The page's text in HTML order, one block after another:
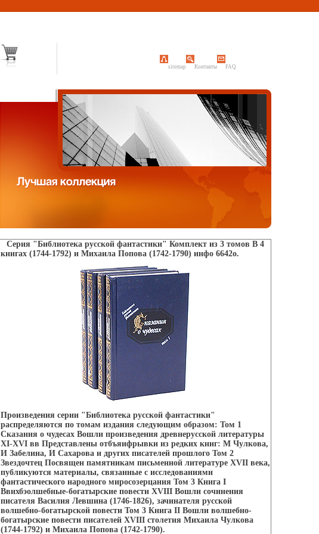
sitemap Контакты FAQ
Серия "Библиотека русской фантастики" Комплект из 3 томов В 4
книгах (1744-1792) и Михаила Попова (1742-1790) инфо 6642o.
Произведения серии "Библиотека русской фантастики"
распределяются по томам издания следующим образом: Том 1
Сказания о чудесах Вошли произведения древнерусской литературы
XI-XVI вв Представлены отбъяифрывки из редких книг: М Чулкова,
И Забелина, И Сахарова и других писателей прошлого Том 2
Звездочтец Посвящен памятникам письменной литературе XVII века,
публикуются материалы, связанные с исследованиями
фантастического народного миросозерцания Том 3 Книга I
Ввихбэолшебные-богатырские повести XVIII Вошли сочинения
писателя Василия Левшина (1746-1826), зачинателя русской
волшебно-богатырской повести Том 3 Книга II Вошли волшебно-
богатырские повести писателей XVIII столетия Михаила Чулкова
(1744-1792) и Михаила Попова (1742-1790).